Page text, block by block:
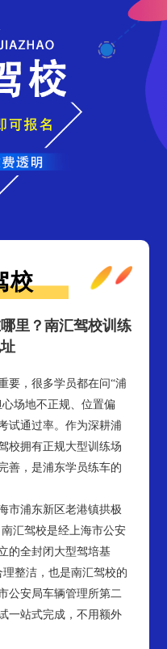
校
里？南汇驾校训练
要，很多学员都在问“浦
场地不正规、位置偏
试通过率。作为深耕浦
校拥有正规大型训练场
善，是浦东学员练车的
市浦东新区老港镇拱极
南汇驾校是经上海市公安
的全封闭大型驾培基
整洁，也是南汇驾校的
公安局车辆管理所第二
一站式完成，不用额外